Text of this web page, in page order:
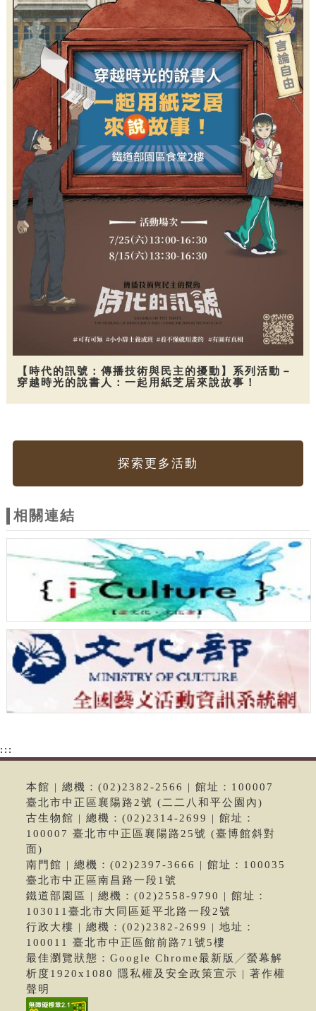
【時代的訊號：傳播技術與民主的擾動】系列活動－
穿越時光的說書人：一起用紙芝居來說故事！
探索更多活動
相關連結
:::
本館 | 總機：(02)2382-2566 | 館址：100007
臺北市中正區襄陽路2號 (二二八和平公園內)
古生物館 | 總機：(02)2314-2699 | 館址：
100007 臺北市中正區襄陽路25號 (臺博館斜對
面)
南門館 | 總機：(02)2397-3666 | 館址：100035
臺北市中正區南昌路一段1號
鐵道部園區 | 總機：(02)2558-9790 | 館址：
103011臺北市大同區延平北路一段2號
行政大樓 | 總機：(02)2382-2699 | 地址：
100011 臺北市中正區館前路71號5樓
最佳瀏覽狀態：Google Chrome最新版╱螢幕解
析度1920x1080 隱私權及安全政策宣示 | 著作權
聲明